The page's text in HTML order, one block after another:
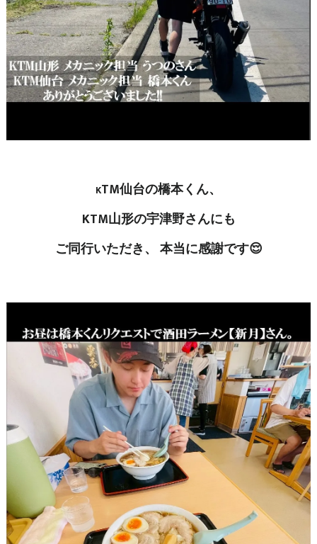
KTM仙台の橋本くん、
KTM山形の宇津野さんにも
ご同行いただき、 本当に感謝です😌